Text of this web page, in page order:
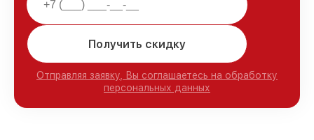
Получить скидку
Отправляя заявку, Вы соглашаетесь на обработку
персональных данных